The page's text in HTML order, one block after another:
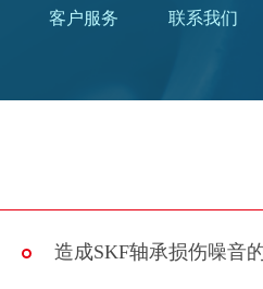
客户服务 联系我们
造成SKF轴承损伤噪音